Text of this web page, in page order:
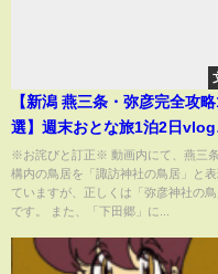
【新潟 燕三条・弥彦完全攻
選】週末おとな旅1泊2日vlog
新潟随一のパワースポットと
のづくりのまち
※お詫びと訂正※ 動画内にて、燕三
構内の鳥居を「諏訪神社の鳥居」と表
ていますが、正しくは「弥彦神社の鳥
です。 また、「下田郷」に...